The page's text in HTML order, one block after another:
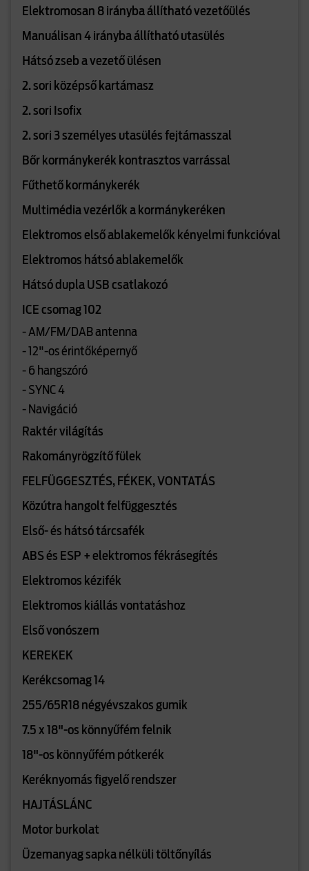
Elektromosan 8 irányba állítható vezetőülés
Manuálisan 4 irányba állítható utasülés
Hátsó zseb a vezető ülésen
2. sori középső kartámasz
2. sori Isofix
2. sori 3 személyes utasülés fejtámasszal
Bőr kormánykerék kontrasztos varrással
Fűthető kormánykerék
Multimédia vezérlők a kormánykeréken
Elektromos első ablakemelők kényelmi funkcióval
Elektromos hátsó ablakemelők
Hátsó dupla USB csatlakozó
ICE csomag 102
- AM/FM/DAB antenna
- 12"-os érintőképernyő
- 6 hangszóró
- SYNC 4
- Navigáció
Raktér világítás
Rakományrögzítő fülek
FELFÜGGESZTÉS, FÉKEK, VONTATÁS
Közútra hangolt felfüggesztés
Első- és hátsó tárcsafék
ABS és ESP + elektromos fékrásegítés
Elektromos kézifék
Elektromos kiállás vontatáshoz
Első vonószem
KEREKEK
Kerékcsomag 14
255/65R18 négyévszakos gumik
7.5 x 18"-os könnyűfém felnik
18"-os könnyűfém pótkerék
Keréknyomás figyelő rendszer
HAJTÁSLÁNC
Motor burkolat
Üzemanyag sapka nélküli töltőnyílás